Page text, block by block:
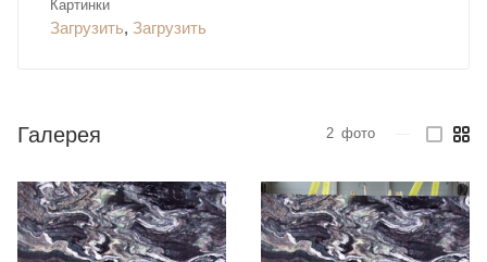
Картинки
Загрузить, Загрузить
Галерея 2 фото